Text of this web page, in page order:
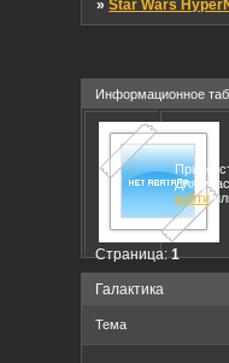
»Star Wars
Информационное
Для
войти
Галактика
Страница:1
Тема